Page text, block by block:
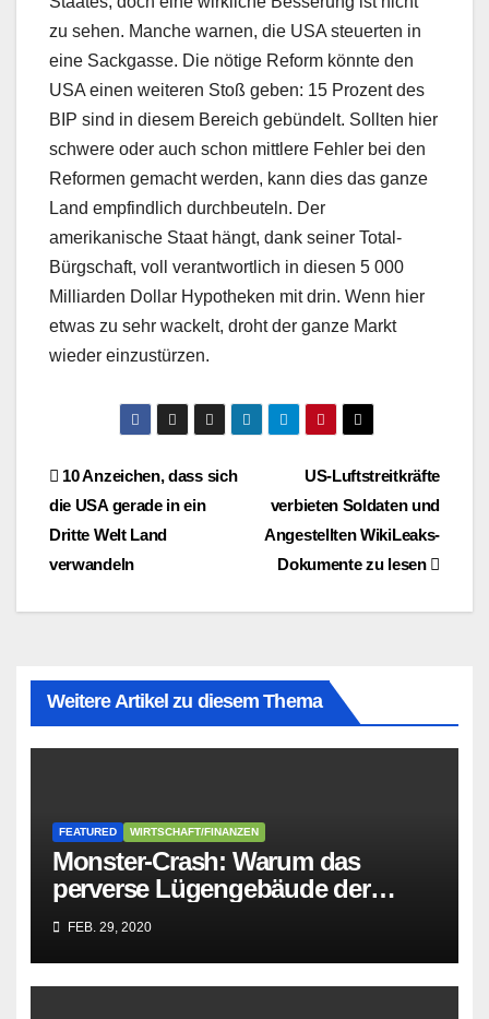
zu sehen. Manche warnen, die USA steuerten in
eine Sackgasse. Die nötige Reform könnte den
USA einen weiteren Stoß geben: 15 Prozent des
BIP sind in diesem Bereich gebündelt. Sollten hier
schwere oder auch schon mittlere Fehler bei den
Reformen gemacht werden, kann dies das ganze
Land empfindlich durchbeuteln. Der
amerikanische Staat hängt, dank seiner Total-
Bürgschaft, voll verantwortlich in diesen 5 000
Milliarden Dollar Hypotheken mit drin. Wenn hier
etwas zu sehr wackelt, droht der ganze Markt
wieder einzustürzen.
BeitragsnavigationUS-Luftstreitkräfte
verbieten Soldaten und
Angestellten WikiLeaks-
Dokumente zu lesen
10 Anzeichen, dass sich
die USA gerade in ein
Dritte Welt Land
verwandeln
Weitere Artikel zu diesem Thema
FEATURED WIRTSCHAFT/FINANZEN
Monster-Crash: Warum das
perverse Lügengebäude der
Sozialisten in sich
zusammenbricht!
FEB. 29, 2020